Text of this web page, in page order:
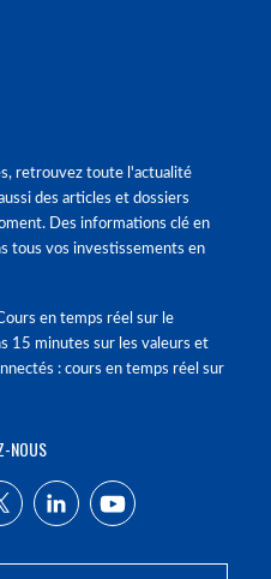
retrouvez toute l'actualité
des articles et dossiers
Des informations clé en
tous vos investissements en
en temps réel sur le
15 minutes sur les valeurs et
: cours en temps réel sur
NOUS